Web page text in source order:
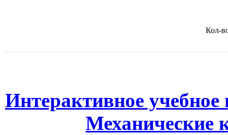
Кол-
Интерактивное
Механические